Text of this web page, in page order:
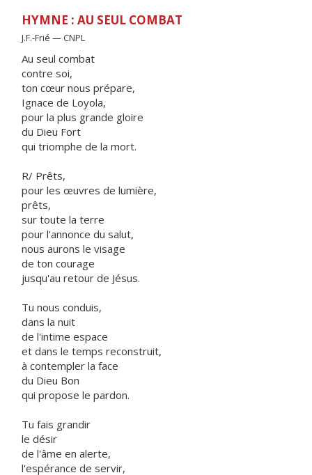
HYMNE : AU SEUL COMBAT
J.F.-Frié — CNPL
Au seul combat
contre soi,
ton cœur nous prépare,
Ignace de Loyola,
pour la plus grande gloire
du Dieu Fort
qui triomphe de la mort.
R/ Prêts,
pour les œuvres de lumière,
prêts,
sur toute la terre
pour l'annonce du salut,
nous aurons le visage
de ton courage
jusqu'au retour de Jésus.
Tu nous conduis,
dans la nuit
de l'intime espace
et dans le temps reconstruit,
à contempler la face
du Dieu Bon
qui propose le pardon.
Tu fais grandir
le désir
de l'âme en alerte,
l'espérance de servir,